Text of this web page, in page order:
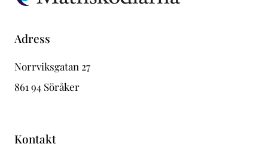
Adress
Norrviksgatan 27
861 94 Söråker
Kontakt